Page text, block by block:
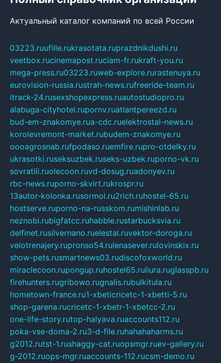
Актуальный каталог компаний по всей России
03223.ruufille.rukrasotata.ruprazdnikdushi.ru
veetbox.rucinemapost.ruciam-fr.rukraft-you.ru
mega-press.ru03223.ruweb-explore.rurastenuya.ru
eurovision-russia.rustrah-news.rufreeride-team.ru
itrack-24.rusexshopexpress.ruautostudiopro.ru
alabuga-cityhotel.rupornv.ruatlantpereezd.ru
bud-em-znakomye.rua-cdc.ruelektrostal-news.ru
korolevremont-market.rubudem-znakomye.ru
oooagrosnab.rufpodaso.ruemfire.rupro-otdelky.ru
ukrasotki.ruseksuzbek.ruseks-uzbek.ruporno-vk.ru
sovratili.ruolecoon.ruvd-dosug.ruadonyev.ru
rbc-news.ruporno-skvirt.rukrospr.ru
13autor-kolonka.rusormol.ru2rich.ruhostel-65.ru
hostserve.ruporno-na-russkom.rumishinlab.ru
neznobi.rubigfatcc.ruhabble.rustarbucksvia.ru
delfinet.rusilvernano.ruelestal.ruvektor-doroga.ru
velotrenajery.rupronso54.rulenasever.rulovinskix.ru
show-pets.rusmartnews03.rudiscofoxworld.ru
miraclecoon.rupongup.ruhostel65.ruliura.ruglasspb.ru
firehunters.rugribowo.rugnalis.rubulkitula.ru
hometown-france.ru1-xbeticricetc-1-xbetti-5.ru
shop-garena.rucricetc-1-xbetr-1-xbetcc-2.ru
one-life-story.rutop-halyava.ruaccounts112.ru
poka-vse-doma-2.ru3-d-file.ruhahahaharms.ru
g2012.rutst-1.rushaggy-cat.ruopsmgr.ruev-gallery.ru
g-2012.ruops-mgr.ruaccounts-112.rucsm-demo.ru